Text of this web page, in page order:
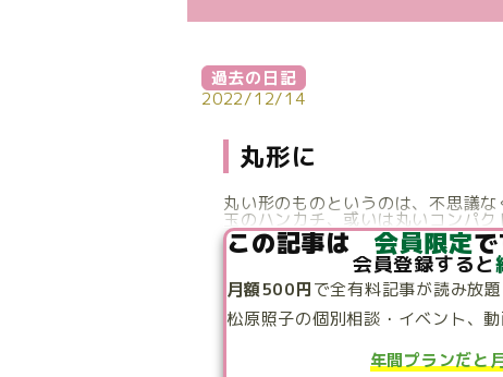
過去の日記
2022/12/14
丸形に
丸い形のものというのは、不思議
玉のハンカチ、或いは丸いコンパ
この記事は 会員限定
会員登録すると
月額500円で全有料記事が読み放題
松原照子の個別相談・ イベント、
年間プランだと